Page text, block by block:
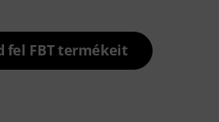
fel FBT termékeit